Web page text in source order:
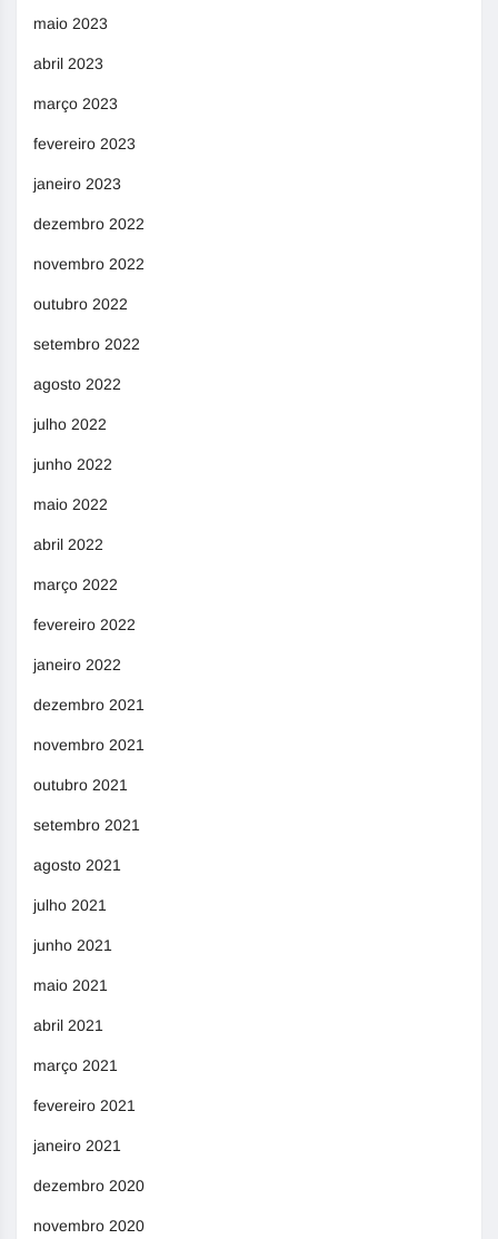
maio 2023
abril 2023
março 2023
fevereiro 2023
janeiro 2023
dezembro 2022
novembro 2022
outubro 2022
setembro 2022
agosto 2022
julho 2022
junho 2022
maio 2022
abril 2022
março 2022
fevereiro 2022
janeiro 2022
dezembro 2021
novembro 2021
outubro 2021
setembro 2021
agosto 2021
julho 2021
junho 2021
maio 2021
abril 2021
março 2021
fevereiro 2021
janeiro 2021
dezembro 2020
novembro 2020